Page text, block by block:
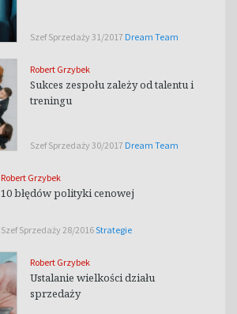
Szef Sprzedaży 31/2017 Dream Team
Robert Grzybek
Sukces zespołu zależy od talentu i
treningu
Szef Sprzedaży 30/2017 Dream Team
Robert Grzybek
10 błędów polityki cenowej
Szef Sprzedaży 28/2016Strategie
Robert Grzybek
Ustalanie wielkości działu
sprzedaży